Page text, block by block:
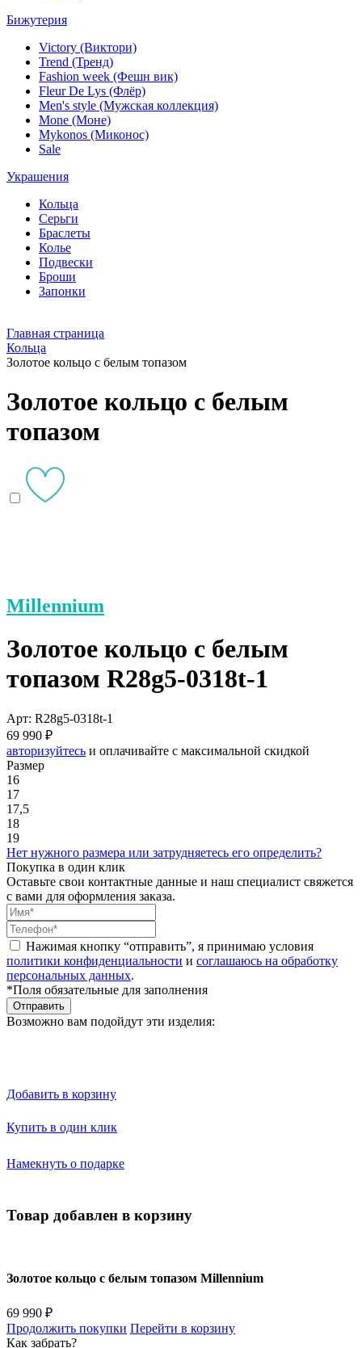
Бижутерия
Victory (Виктори)
Trend (Тренд)
Fashion week (Фешн вик)
Fleur De Lys (Флёр)
Men's style (Мужская коллекция)
Mone (Моне)
Mykonos (Миконос)
Sale
Украшения
Кольца
Серьги
Браслеты
Колье
Подвески
Броши
Запонки
Главная страница
Кольца
Золотое кольцо с белым топазом
Золотое кольцо с белым
топазом
Millennium
Золотое кольцо с белым
топазом R28g5-0318t-1
Арт: R28g5-0318t-1
69 990 ₽
авторизуйтесь и оплачивайте с максимальной скидкой
Размер
16
17
17,5
18
19
Нет нужного размера или затрудняетесь его определить?
Покупка в один клик
Оставьте свои контактные данные и наш специалист свяжется
с вами для оформления заказа.
Нажимая кнопку “отправить”, я принимаю условия
политики конфиденциальности и соглашаюсь на обработку
персональных данных.
*Поля обязательные для заполнения
Отправить
Возможно вам подойдут эти изделия:
Добавить в корзину
Купить в один клик
Намекнуть о подарке
Товар добавлен в корзину
Золотое кольцо с белым топазом Millennium
69 990 ₽
Продолжить покупки Перейти в корзину
Как забрать?